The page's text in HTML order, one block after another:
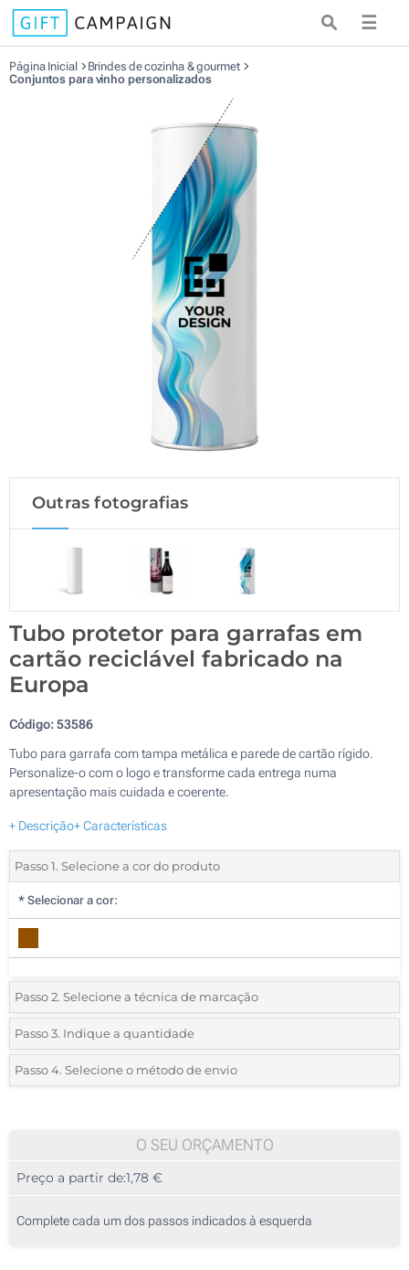
☰
Página Inicial
Brindes de cozinha & gourmet
Conjuntos para vinho personalizados
Outras fotografias
Tubo protetor para garrafas em
cartão reciclável fabricado na
Europa
Código:53586
Tubo para garrafa com tampa metálica e parede de cartão rígido.
Personalize-o com o logo e transforme cada entrega numa
apresentação mais cuidada e coerente.
+ Descrição+ Características
Passo 1. Selecione a cor do produto
* Selecionar a cor:
Passo 2. Selecione a técnica de marcação
*Selecione o tipo de marcação e as cores do logotipo:
Impressão digital a cores (À volta)
Passo 3. Indique a quantidade
*Quantidade mínima:25
50
125
Passo 4. Selecione o método de envio
O SEU ORÇAMENTO
Preço a partir de:1,78 €
Complete cada um dos passos indicados à esquerda